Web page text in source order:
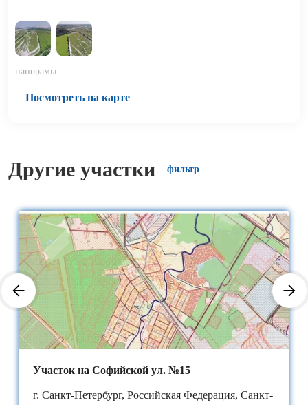
панорамы
Посмотреть на карте
Другие участки фильтр
Участок на Софийской ул. №15
г. Санкт-Петербург, Российская Федерация, Санкт-